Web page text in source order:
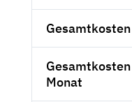
Gesamtkosten
Monat